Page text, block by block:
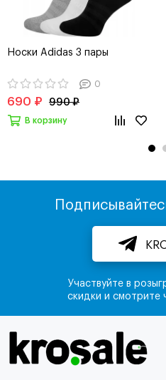
Носки Adidas 3 пары
0
690 ₽ 990 ₽
В корзину
Участвуйте в
скидки и смотрите